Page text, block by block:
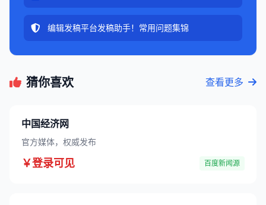
编辑发稿平台发稿助手！常用问题集锦
猜你喜欢 查看更多
中国经济网
官方媒体，权威发布
￥登录可见 百度新闻源